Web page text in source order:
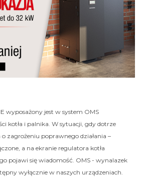
wyposażony jest w system OMS
kotła i palnika. W sytuacji, gdy dotrze
zagrożeniu poprawnego działania –
a na ekranie regulatora kotła
pojawi się wiadomość. OMS - wynalazek
wyłącznie w naszych urządzeniach.